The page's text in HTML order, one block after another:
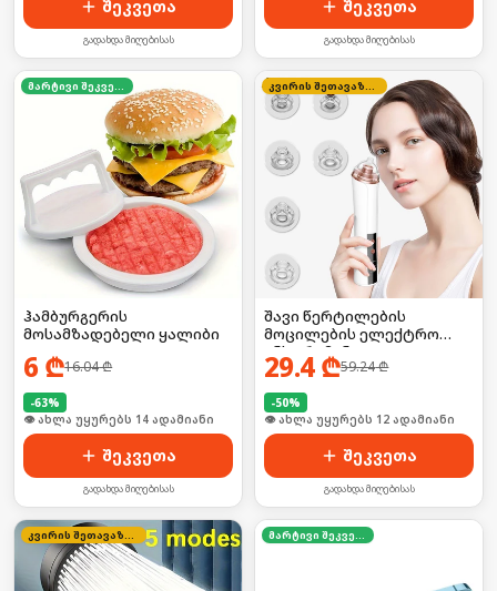
შეკვეთა
გადახდა მიღებისას
შეკვეთა
გადახდა მიღებისას
ჰამბურგერის
მოსამზადებელი ყალიბი
6 ₾16.04₾
-63%
🛒 ბოლო 24სთ-ში იყიდა 18-მა
შეკვეთა
გადახდა მიღებისას
შავი წერტილების
მოცილების ელექტრო
ინსტრუმენტი
29.4₾59.24₾
-50%
🛒 ბოლო 24სთ-ში იყიდა 15-მა
შეკვეთა
გადახდა მიღებისას